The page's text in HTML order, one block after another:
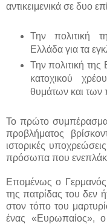
αντικειμενικά σε δυο
Την πολιτική
Ελλάδα για τα
Την πολιτική της
κατοχικού
θυμάτων και
Το πρώτο συμπέρασμα
προβλήματος
ιστορικές
πρόσωπα που
Επομένως ο Γερμανός
της πατρίδας του δεν
στον τόπο του
ένας «Ευρωπαίος», ο